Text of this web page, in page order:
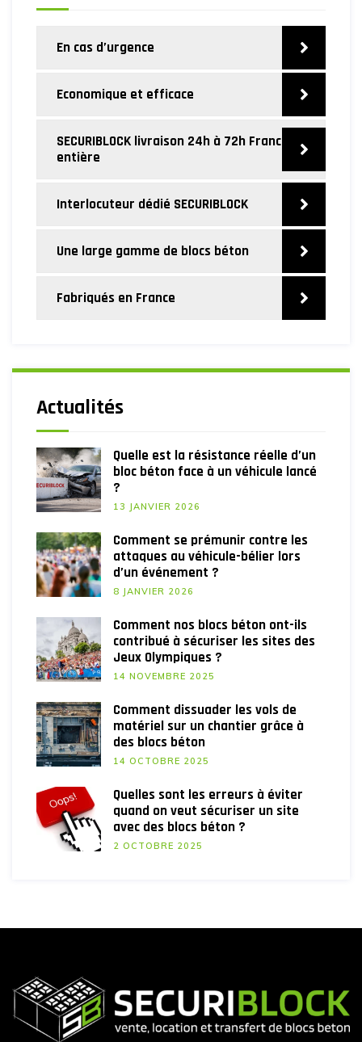
En cas d’urgence
Economique et efficace
SECURIBLOCK livraison 24h à 72h France
entière
Interlocuteur dédié SECURIBLOCK
Une large gamme de blocs béton
Fabriqués en France
Actualités
Quelle est la résistance réelle d’un
bloc béton face à un véhicule lancé
?
13 JANVIER 2026
Comment se prémunir contre les
attaques au véhicule-bélier lors
d’un événement ?
8 JANVIER 2026
Comment nos blocs béton ont-ils
contribué à sécuriser les sites des
Jeux Olympiques ?
14 NOVEMBRE 2025
Comment dissuader les vols de
matériel sur un chantier grâce à
des blocs béton
14 OCTOBRE 2025
Quelles sont les erreurs à éviter
quand on veut sécuriser un site
avec des blocs béton ?
2 OCTOBRE 2025